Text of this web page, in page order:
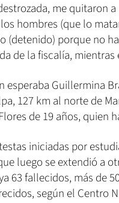
me quitaron
hombres (que lo
(detenido) porque no
de la fiscalía,
esperaba Guillermina
127 km al norte de
de 19 años, quien
iniciadas por
luego se extendió a
63 fallecidos, más de
según el Centro